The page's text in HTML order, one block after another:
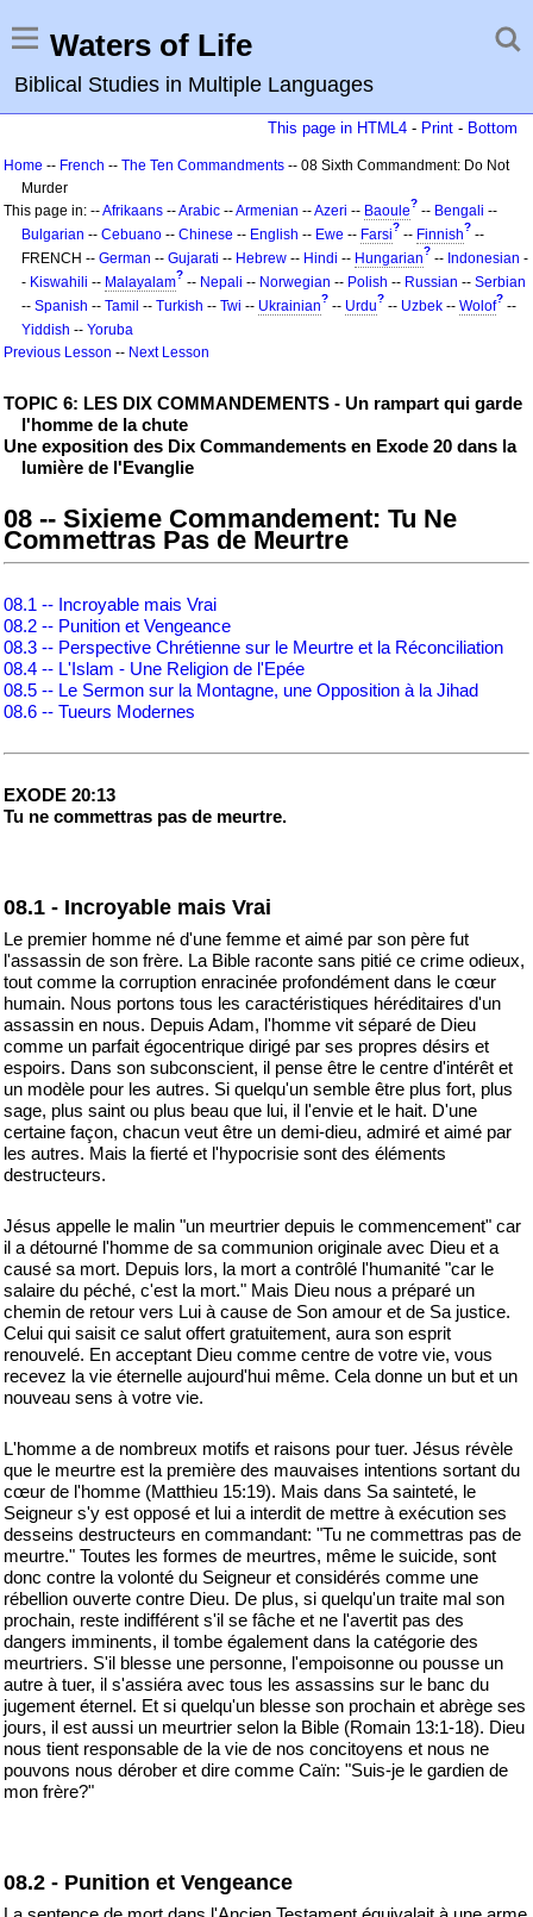
Waters of Life
Biblical Studies in Multiple Languages
This page in HTML4 - Print - Bottom
Home -- French -- The Ten Commandments -- 08 Sixth Commandment: Do Not
Murder
This page in: --Afrikaans --Arabic --Armenian --Azeri -- Baoule? -- Bengali --
Bulgarian -- Cebuano -- Chinese -- English -- Ewe -- Farsi? -- Finnish? --
FRENCH -- German -- Gujarati -- Hebrew -- Hindi -- Hungarian? -- Indonesian -
- Kiswahili -- Malayalam? -- Nepali -- Norwegian -- Polish -- Russian -- Serbian
-- Spanish -- Tamil -- Turkish -- Twi -- Ukrainian? -- Urdu? -- Uzbek -- Wolof? --
Yiddish -- Yoruba
Previous Lesson -- Next Lesson
TOPIC 6: LES DIX COMMANDEMENTS - Un rampart qui garde
l'homme de la chute
Une exposition des Dix Commandements en Exode 20 dans la
lumière de l'Evanglie
08 -- Sixieme Commandement: Tu Ne
Commettras Pas de Meurtre
08.1 -- Incroyable mais Vrai
08.2 -- Punition et Vengeance
08.3 -- Perspective Chrétienne sur le Meurtre et la Réconciliation
08.4 -- L'Islam - Une Religion de l'Epée
08.5 -- Le Sermon sur la Montagne, une Opposition à la Jihad
08.6 -- Tueurs Modernes
EXODE 20:13
Tu ne commettras pas de meurtre.
08.1 - Incroyable mais Vrai
Le premier homme né d'une femme et aimé par son père fut
l'assassin de son frère. La Bible raconte sans pitié ce crime odieux,
tout comme la corruption enracinée profondément dans le cœur
humain. Nous portons tous les caractéristiques héréditaires d'un
assassin en nous. Depuis Adam, l'homme vit séparé de Dieu
comme un parfait égocentrique dirigé par ses propres désirs et
espoirs. Dans son subconscient, il pense être le centre d'intérêt et
un modèle pour les autres. Si quelqu'un semble être plus fort, plus
sage, plus saint ou plus beau que lui, il l'envie et le hait. D'une
certaine façon, chacun veut être un demi-dieu, admiré et aimé par
les autres. Mais la fierté et l'hypocrisie sont des éléments
destructeurs.
Jésus appelle le malin "un meurtrier depuis le commencement" car
il a détourné l'homme de sa communion originale avec Dieu et a
causé sa mort. Depuis lors, la mort a contrôlé l'humanité "car le
salaire du péché, c'est la mort." Mais Dieu nous a préparé un
chemin de retour vers Lui à cause de Son amour et de Sa justice.
Celui qui saisit ce salut offert gratuitement, aura son esprit
renouvelé. En acceptant Dieu comme centre de votre vie, vous
recevez la vie éternelle aujourd'hui même. Cela donne un but et un
nouveau sens à votre vie.
L'homme a de nombreux motifs et raisons pour tuer. Jésus révèle
que le meurtre est la première des mauvaises intentions sortant du
cœur de l'homme (Matthieu 15:19). Mais dans Sa sainteté, le
Seigneur s'y est opposé et lui a interdit de mettre à exécution ses
desseins destructeurs en commandant: "Tu ne commettras pas de
meurtre." Toutes les formes de meurtres, même le suicide, sont
donc contre la volonté du Seigneur et considérés comme une
rébellion ouverte contre Dieu. De plus, si quelqu'un traite mal son
prochain, reste indifférent s'il se fâche et ne l'avertit pas des
dangers imminents, il tombe également dans la catégorie des
meurtriers. S'il blesse une personne, l'empoisonne ou pousse un
autre à tuer, il s'assiéra avec tous les assassins sur le banc du
jugement éternel. Et si quelqu'un blesse son prochain et abrège ses
jours, il est aussi un meurtrier selon la Bible (Romain 13:1-18). Dieu
nous tient responsable de la vie de nos concitoyens et nous ne
pouvons nous dérober et dire comme Caïn: "Suis-je le gardien de
mon frère?"
08.2 - Punition et Vengeance